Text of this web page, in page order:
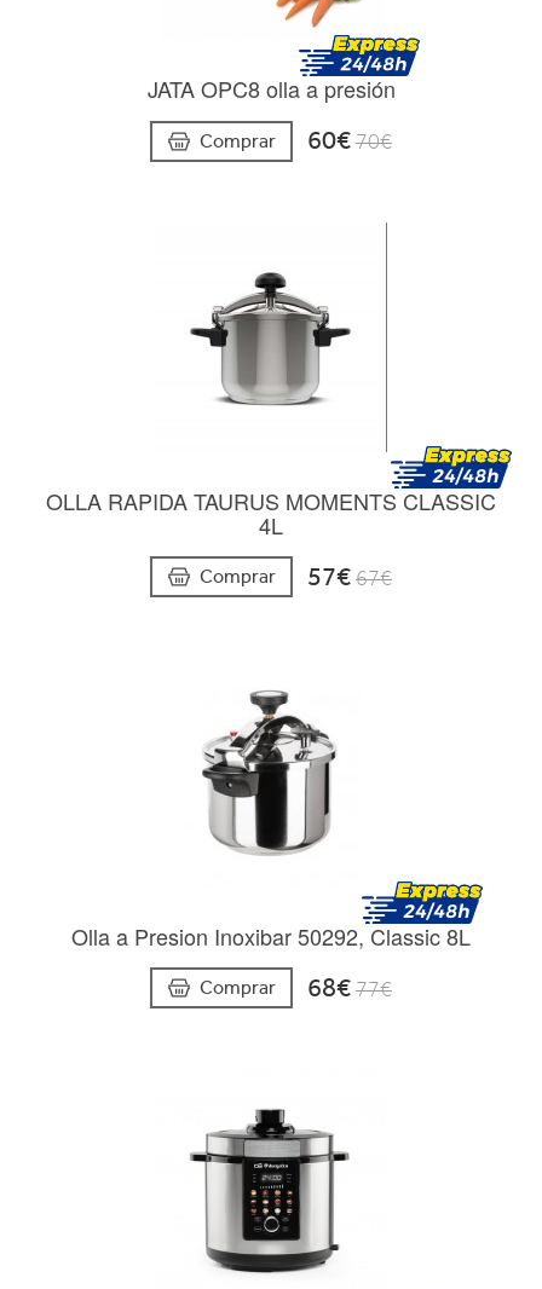
JATA OPC8 olla a presión
Comprar 60€70€
OLLA RAPIDA TAURUS MOMENTS CLASSIC
4L
Comprar 57€67€
Olla a Presion Inoxibar 50292, Classic 8L
Comprar 68€77€